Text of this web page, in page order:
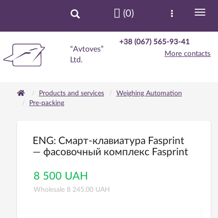
“Avtoves”
Ltd.
+38 (067) 565-93-41
More contacts
(0)
Products and services
Weighing Automation
Pre-packing
ENG: Смарт-клавиатура Fasprint
— фасовочный комплекс Fasprint
8 500 UAH
Wholesale 8 245,00 UAH